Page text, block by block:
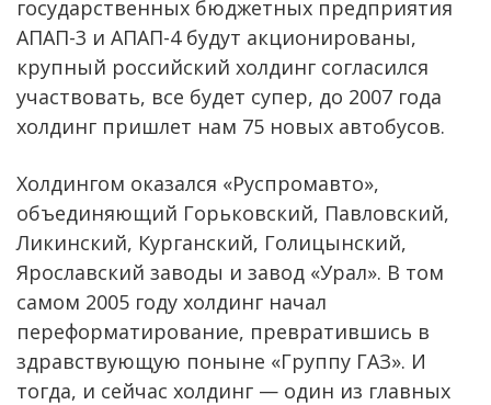
государственных бюджетных предприятия
АПАП-3 и АПАП-4 будут акционированы,
крупный российский холдинг согласился
участвовать, все будет супер, до 2007 года
холдинг пришлет нам 75 новых автобусов.
Холдингом оказался «Руспромавто»,
объединяющий Горьковский, Павловский,
Ликинский, Курганский, Голицынский,
Ярославский заводы и завод «Урал». В том
самом 2005 году холдинг начал
переформатирование, превратившись в
здравствующую поныне «Группу ГАЗ». И
тогда, и сейчас холдинг — один из главных